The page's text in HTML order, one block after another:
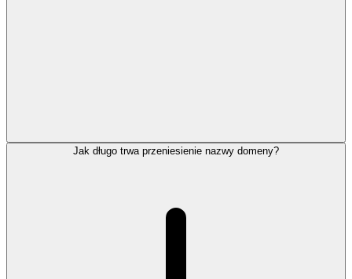
Jak długo trwa przeniesienie nazwy domeny?